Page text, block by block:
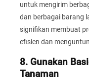
untuk mengirim
dan berbagai barang
signifikan membuat
efisien dan
8. Gunakan
Tanaman